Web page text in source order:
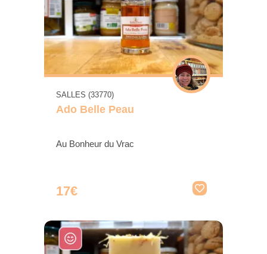
SALLES (33770)
Ado Belle Peau
Au Bonheur du Vrac
17€